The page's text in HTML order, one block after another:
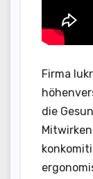
Firma
die